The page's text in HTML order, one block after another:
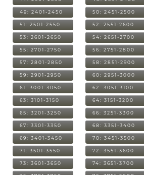
49: 2401-2450 50: 2451-2500
51: 2501-2550 52: 2551-2600
53: 2601-2650 54: 2651-2700
55: 2701-2750 56: 2751-2800
57: 2801-2850 58: 2851-2900
59: 2901-2950 60: 2951-3000
61: 3001-3050 62: 3051-3100
63: 3101-3150 64: 3151-3200
65: 3201-3250 66: 3251-3300
67: 3301-3350 68: 3351-3400
69: 3401-3450 70: 3451-3500
71: 3501-3550 72: 3551-3600
73: 3601-3650 74: 3651-3700